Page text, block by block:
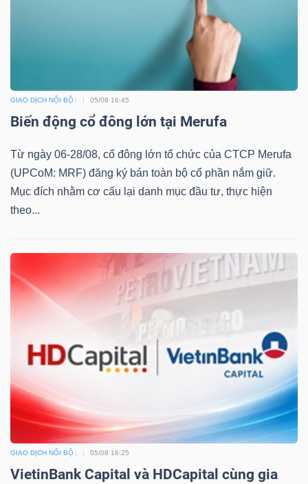
GIAO DỊCH NỘI BỘ 05/08 16:45
Biến động cổ đông lớn tại Merufa
Từ ngày 06-28/08, cổ đông lớn tổ chức của CTCP Merufa
(UPCoM: MRF) đăng ký bán toàn bộ cổ phần nắm giữ.
Mục đích nhằm cơ cấu lại danh mục đầu tư, thực hiện
theo...
GIAO DỊCH NỘI BỘ 05/08 16:25
VietinBank Capital và HDCapital cùng gia
TIỆN
ÍCH
ĐỘNG
Mã
chứng
khoán
(-)
Tất cả Cổ phiếu Chỉ số Chứng chỉ quỹ Chứng
Lãnh